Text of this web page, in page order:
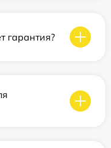
гарантия?